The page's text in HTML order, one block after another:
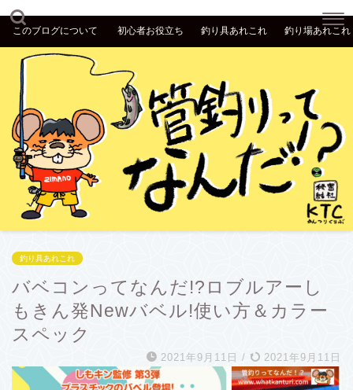
このブログについて 初心者お役立ち 釣り具あれこれ 釣り場あれこれ
釣り具あれこれ
バベコンってなんだ!?ロブルアーし
もきん発Newバベル!使い方＆カラー
スペック
2021年9月11日 / 2021年9月11日